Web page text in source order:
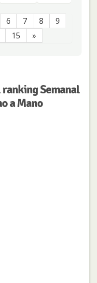
6 7 8
9
15 »
Semanal
a Mano